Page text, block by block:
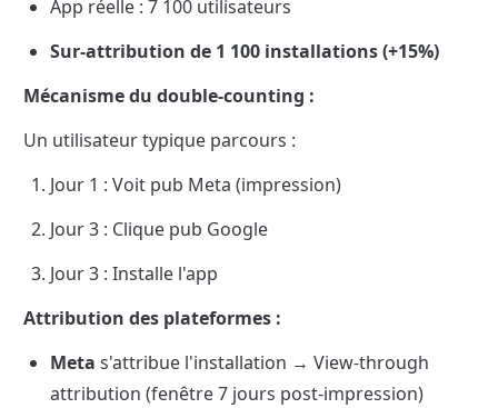
App réelle : 7 100 utilisateurs
Sur-attribution de 1 100 installations (+15%)
Mécanisme du double-counting :
Un utilisateur typique parcours :
Jour 1 : Voit pub Meta (impression)
Jour 3 : Clique pub Google
Jour 3 : Installe l'app
Attribution des plateformes :
Meta s'attribue l'installation → View-through
attribution (fenêtre 7 jours post-impression)